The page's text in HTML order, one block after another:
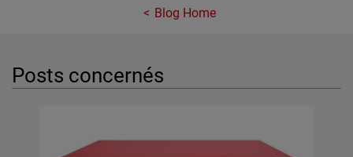
Blog Home
Posts concernés